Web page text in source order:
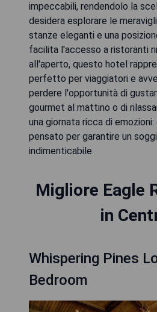
impeccabili, rendendolo la
desidera esplorare le
stanze eleganti e una
facilita l'accesso a ristoranti
all'aperto, questo hotel
perfetto per viaggiatori e
perdere l'opportunità di
gourmet al mattino o di
una giornata ricca di
pensato per garantire un
indimenticabile.
Migliore Eagle
in
Whispering Pines
Bedroom